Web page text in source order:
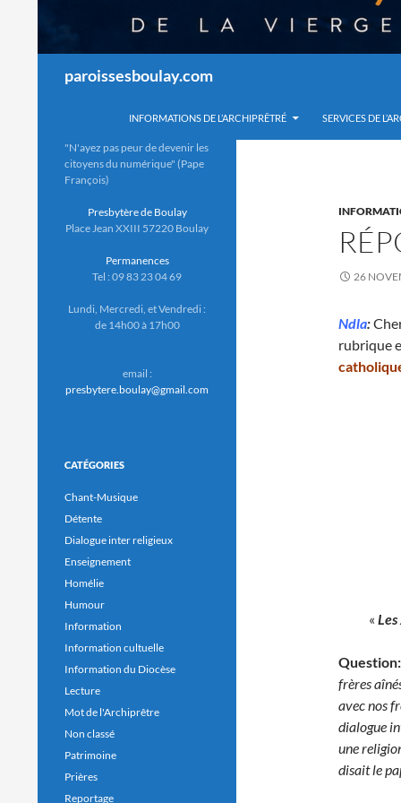
paroissesboulay.com
INFORMATIONS DE L’ARCHIPRÊTRÉ SERVICES DE
26
Ndla:
rubrique
«
Question:
frères
avec nos
dialogue
une
disait le
"N'ayez pas peur de devenir les
citoyens du numérique" (Pape
François)
Presbytère de Boulay
Place Jean XXIII 57220 Boulay
Permanences
Tel : 09 83 23 04 69
Lundi, Mercredi, et Vendredi :
de 14h00 à 17h00
email :
presbytere.boulay@gmail.com
CATÉGORIES
Chant-Musique
Détente
Dialogue inter religieux
Enseignement
Homélie
Humour
Information
Information cultuelle
Information du Diocèse
Lecture
Mot de l'Archiprêtre
Non classé
Patrimoine
Prières
Reportage